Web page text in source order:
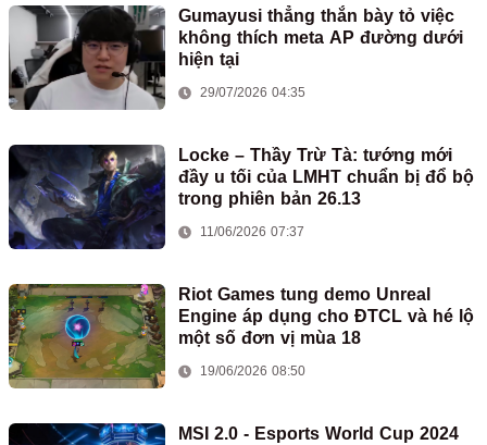
Gumayusi thẳng thắn bày tỏ việc
không thích meta AP đường dưới
hiện tại
29/07/2026 04:35
Locke – Thầy Trừ Tà: tướng mới
đầy u tối của LMHT chuẩn bị đổ bộ
trong phiên bản 26.13
11/06/2026 07:37
Riot Games tung demo Unreal
Engine áp dụng cho ĐTCL và hé lộ
một số đơn vị mùa 18
19/06/2026 08:50
MSI 2.0 - Esports World Cup 2024